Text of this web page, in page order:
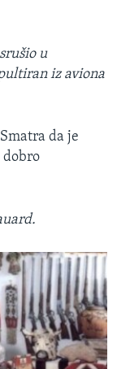
u
iz aviona
da je
dobro